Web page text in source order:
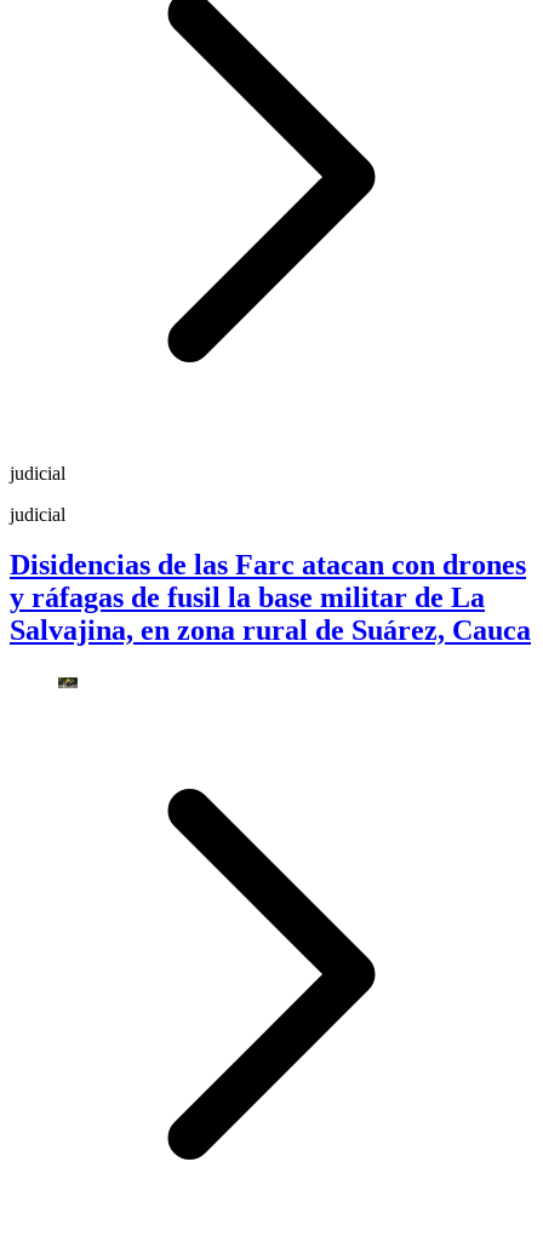
judicial
judicial
Disidencias de las Farc atacan con drones
y ráfagas de fusil la base militar de La
Salvajina, en zona rural de Suárez, Cauca